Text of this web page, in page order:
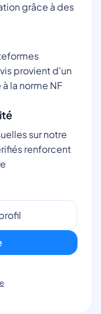
grâce à des
provient d'un
la norme NF
sur notre
renforcent